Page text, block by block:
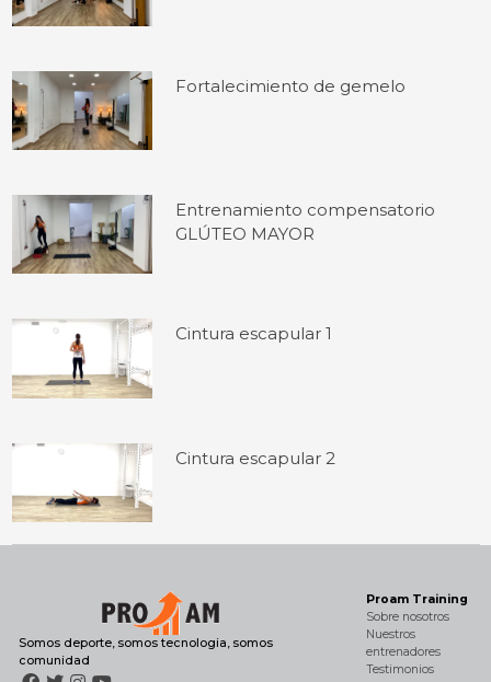
Fortalecimiento de gemelo
Entrenamiento compensatorio
GLÚTEO MAYOR
Cintura escapular 1
Cintura escapular 2
Somos deporte, somos tecnologia, somos
comunidad
Proam Training
Sobre nosotros
Nuestros
entrenadores
Testimonios